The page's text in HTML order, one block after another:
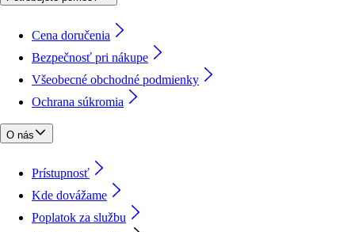
Cena doručenia
Bezpečnosť pri nákupe
Všeobecné obchodné podmienky
Ochrana súkromia
O nás
Prístupnosť
Kde dovážame
Poplatok za službu